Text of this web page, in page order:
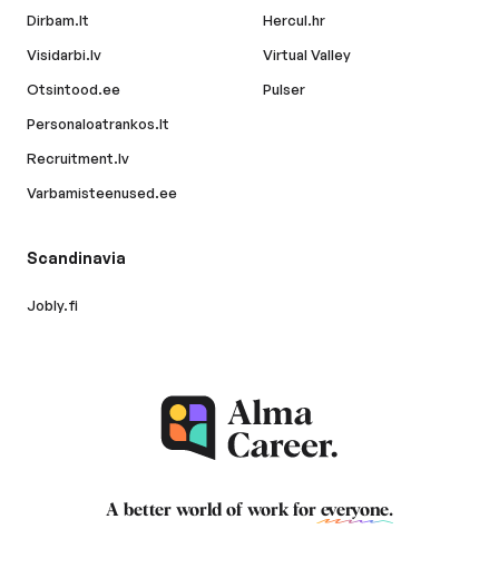
Dirbam.lt
Visidarbi.lv
Otsintood.ee
Personaloatrankos.lt
Recruitment.lv
Varbamisteenused.ee
Hercul.hr
Virtual Valley
Pulser
Scandinavia
Jobly.fi
A better world of work for everyone.